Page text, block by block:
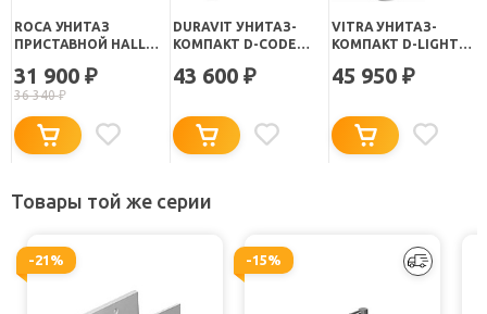
ROCA УНИТАЗ
ПРИСТАВНОЙ HALL
31 900 ₽
36 340₽
DURAVIT УНИТАЗ-
КОМПАКТ D-CODE
43 600 ₽
VITRA УНИТАЗ-
КОМПАКТ D-LIGHT
БЕЗОБОДКОВЫЙ С
45 950 ₽
Товары той же серии
-21% -15%